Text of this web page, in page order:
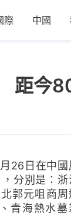
際 中國
距今
26日在中國
分別是：浙
郭元咀商周
青海熱水墓